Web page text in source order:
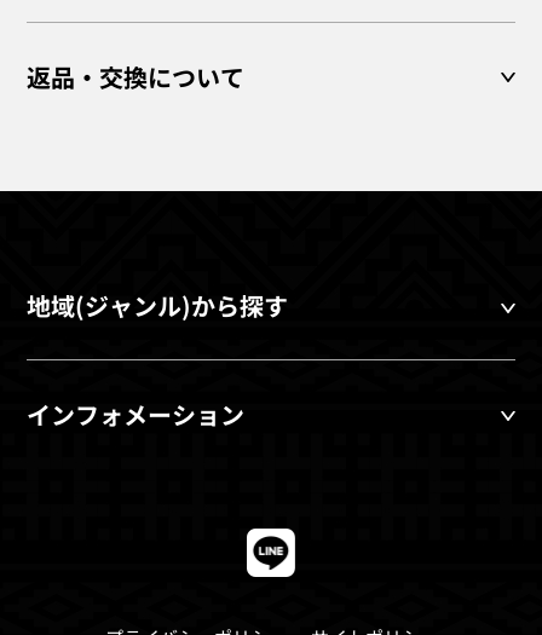
返品・交換について
地域(ジャンル)から探す
インフォメーション